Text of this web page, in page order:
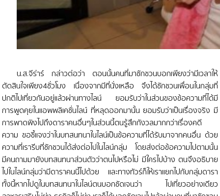
น.ส.จีร่าร์ กล่าวต่อว่า ตอนนั้นคนที่มาชักชวนบอกเพียงว่ามีเวลาให้
ตัดสินใจเพียง4ชั่วโมง เนื่องจากมีที่นั่งเหลือ จึงได้ชักชวนเพื่อนในกลุ่มที่
ปกติไปเที่ยวกันอยู่แล้วผ่านทางไลน์ ยอมรับว่าในส่วนของข้อความที่ได้มี
การพูดคุยในแอพพลิเคชั่นไลน์ ที่หลุดออกมานั้น ยอมรับว่าเป็นเรื่องจริง มี
การพาดพิงไปถึงดาราคนอื่นๆในส่วนนี้ตนรู้สึกกังวลมากกว่าเรื่องคดี
ความ ขอชี้แจงว่าในบทสนทนาในไลน์เป็นข้อความที่ได้รับมาจากคนอื่น ด้วย
ความที่เรารีบที่ชักชวนได้ส่งต่อไปในไลน์กลุ่ม โดยส่งต่อข้อความไปตามนั้น
มีคนถามมายังบทสนทนาส่วนตัวว่าตนไปหรือไม่ มีใครไปบ้าง ตนจึงอธิบาย
ไปในไลน์กลุ่มว่ามีดาราคนนี้ไปด้วย และทางทัวร์ก็ให้เราแยกไปกับกลุ่มดารา
ทั้งนี้หากไปดูในบทสนทนาในไลน์ตนบอกชัดเจนว่า ไปเที่ยวอย่างเดียว